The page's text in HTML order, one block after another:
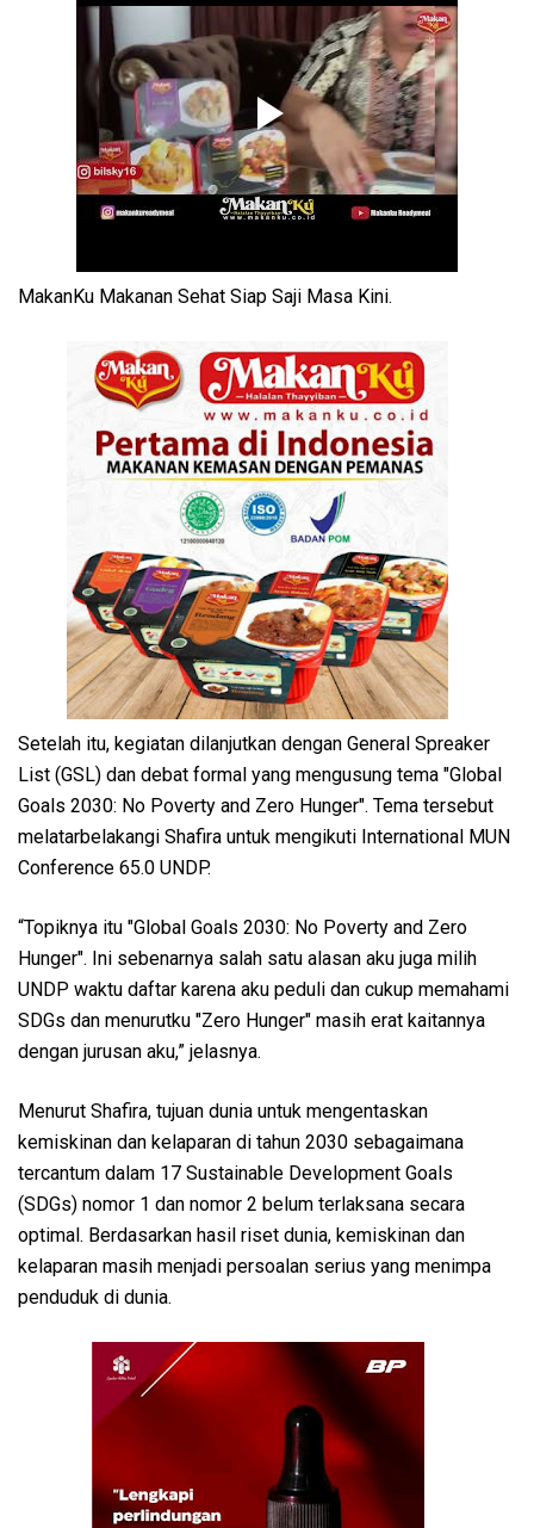
MakanKu Makanan Sehat Siap Saji Masa Kini.
Setelah itu, kegiatan dilanjutkan dengan General Spreaker
List (GSL) dan debat formal yang mengusung tema "Global
Goals 2030: No Poverty and Zero Hunger". Tema tersebut
melatarbelakangi Shafira untuk mengikuti International MUN
Conference 65.0 UNDP.
“Topiknya itu "Global Goals 2030: No Poverty and Zero
Hunger". Ini sebenarnya salah satu alasan aku juga milih
UNDP waktu daftar karena aku peduli dan cukup memahami
SDGs dan menurutku "Zero Hunger" masih erat kaitannya
dengan jurusan aku,” jelasnya.
Menurut Shafira, tujuan dunia untuk mengentaskan
kemiskinan dan kelaparan di tahun 2030 sebagaimana
tercantum dalam 17 Sustainable Development Goals
(SDGs) nomor 1 dan nomor 2 belum terlaksana secara
optimal. Berdasarkan hasil riset dunia, kemiskinan dan
kelaparan masih menjadi persoalan serius yang menimpa
penduduk di dunia.